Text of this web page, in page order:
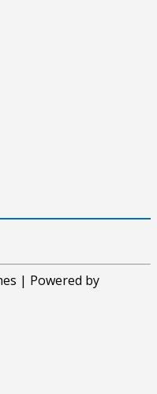
| Powered by